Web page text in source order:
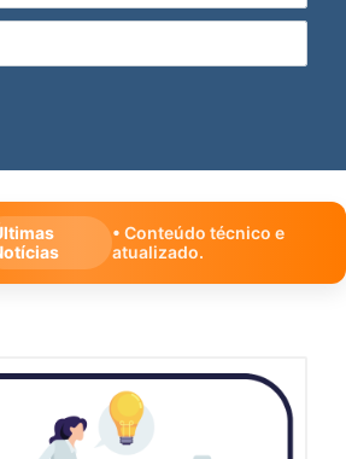
• Conteúdo técnico e
atualizado.